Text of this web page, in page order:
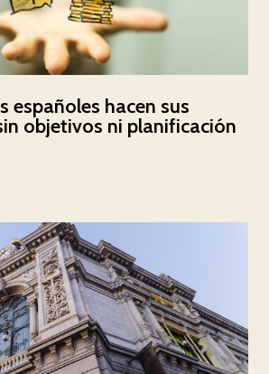
españoles hacen sus
objetivos ni planificación